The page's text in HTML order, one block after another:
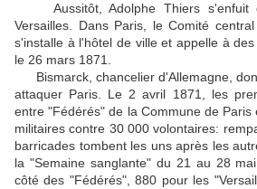
Aussitôt, Adolphe Thiers s'enfuit
Versailles. Dans Paris, le Comité
s'installe à l'hôtel de ville et appelle à
le 26 mars 1871.
Bismarck, chancelier d'Allemagne,
attaquer Paris. Le 2 avril 1871, les
entre "Fédérés" de la Commune de Paris
militaires contre 30 000 volontaires:
barricades tombent les uns après les
la "Semaine sanglante" du 21 au 28
côté des "Fédérés", 880 pour les